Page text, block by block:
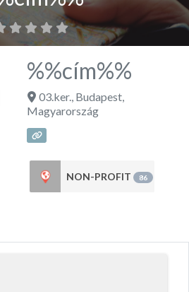
%%cím%%
03.ker., Budapest,
Magyarország
NON-PROFIT 86